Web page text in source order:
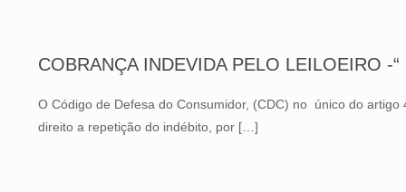
COBRANÇA INDEVIDA PELO LEILOEIRO -
O Código de Defesa do Consumidor, (CDC) no único do
direito a repetição do indébito, por […]